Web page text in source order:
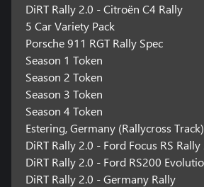
DiRT Rally 2.0 - Citroën C4 Rally
5 Car Variety Pack
Porsche 911 RGT Rally Spec
Season 1 Token
Season 2 Token
Season 3 Token
Season 4 Token
Estering, Germany (Rallycross Track)
DiRT Rally 2.0 - Ford Focus RS
DiRT Rally 2.0 - Ford RS200
DiRT Rally 2.0 - Germany Rally